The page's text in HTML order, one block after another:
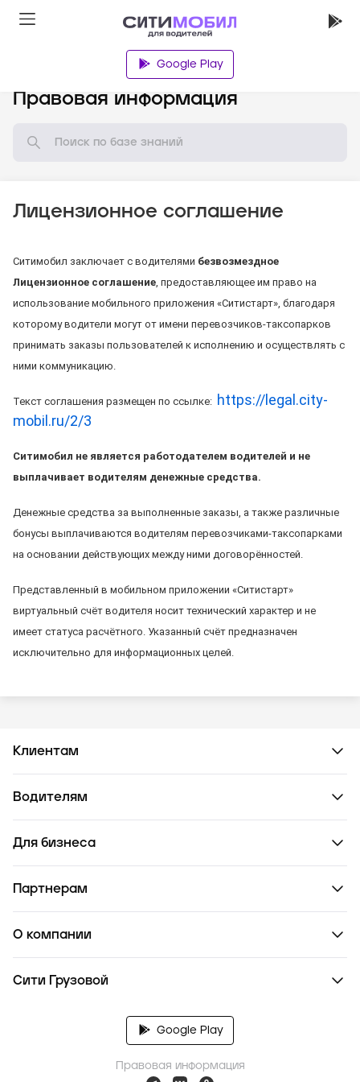
Google Play
Правовая информация
Лицензионное соглашение
Ситимобил заключает с водителями безвозмездное
Лицензионное соглашение, предоставляющее им право на
использование мобильного приложения «Ситистарт», благодаря
которому водители могут от имени перевозчиков-таксопарков
принимать заказы пользователей к исполнению и осуществлять с
ними коммуникацию.
Текст соглашения размещен по ссылке: https://legal.city-
mobil.ru/2/3
Ситимобил не является работодателем водителей и не
выплачивает водителям денежные средства.
Денежные средства за выполненные заказы, а также различные
бонусы выплачиваются водителям перевозчиками-таксопарками
на основании действующих между ними договорённостей.
Представленный в мобильном приложении «Ситистарт»
виртуальный счёт водителя носит технический характер и не
имеет статуса расчётного. Указанный счёт предназначен
исключительно для информационных целей.
Клиентам
Водителям
Для бизнеса
Партнерам
О компании
Сити Грузовой
Google Play
Правовая информация